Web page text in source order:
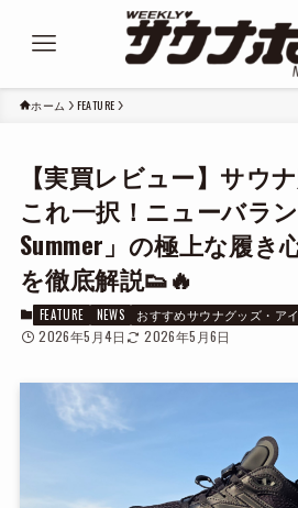
ホーム FEATURE
【実買レビュー】サウ
これ一択！ニューバラ
Summer」の極上な履き
を徹底解説👟🔥
FEATURE NEWS おすすめサウナグッズ・ア
2026年5月4日 2026年5月6日